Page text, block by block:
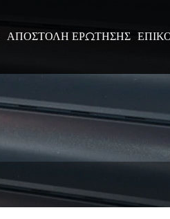
ΑΠΟΣΤΟΛΉ ΕΡΏΤΗΣΗΣ